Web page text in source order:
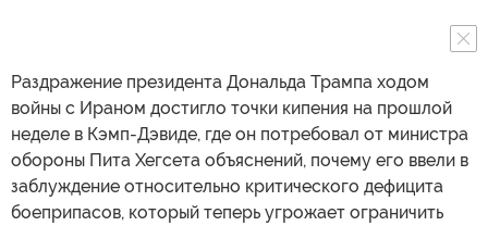
Раздражение президента Дональда Трампа ходом
войны с Ираном достигло точки кипения на прошлой
неделе в Кэмп-Дэвиде, где он потребовал от министра
обороны Пита Хегсета объяснений, почему его ввели в
заблуждение относительно критического дефицита
боеприпасов, который теперь угрожает ограничить